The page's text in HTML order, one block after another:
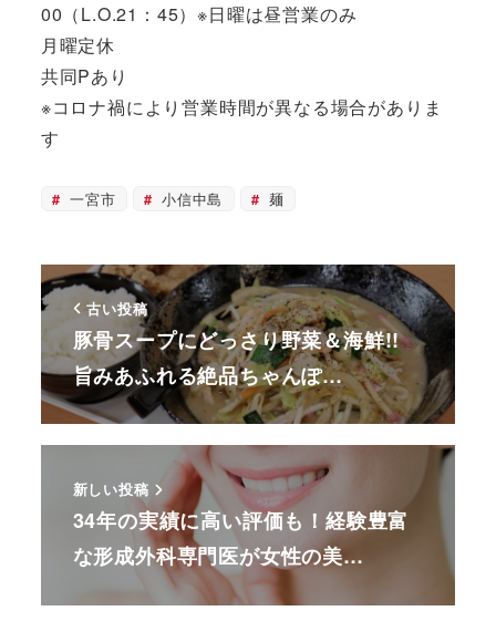
00（L.O.21：45）※日曜は昼営業のみ
月曜定休
共同Pあり
※コロナ禍により営業時間が異なる場合がありま
す
一宮市 小信中島 麺
古い投稿
豚骨スープにどっさり野菜＆海鮮!!
旨みあふれる絶品ちゃんぽ…
新しい投稿
34年の実績に高い評価も！経験豊富
な形成外科専門医が女性の美…